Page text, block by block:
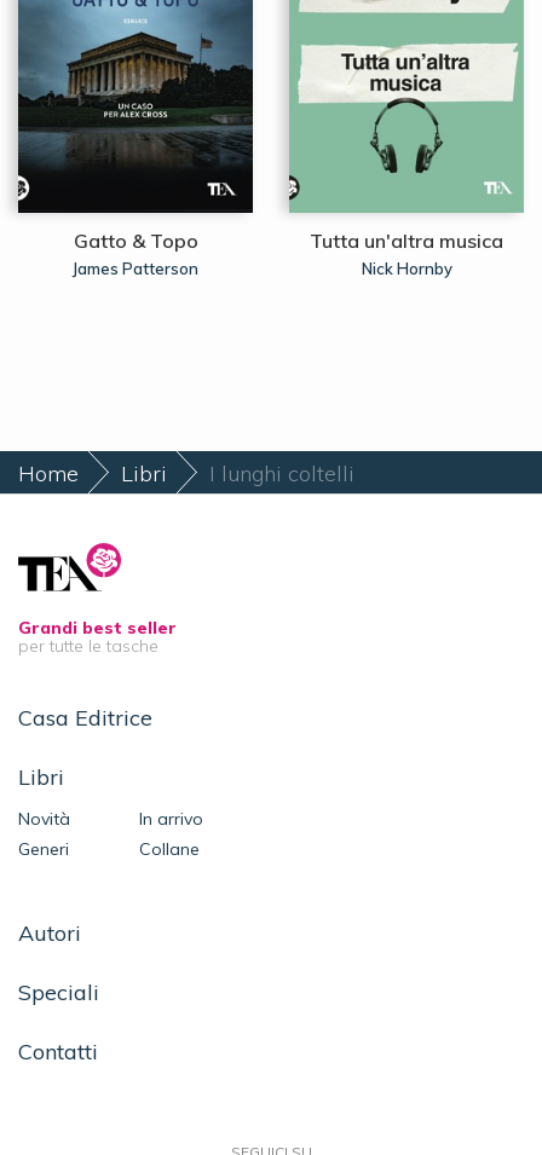
Gatto & Topo
James Patterson
Tutta un'altra musica
Nick Hornby
Home Libri I lunghi coltelli
Grandi best seller
per tutte le tasche
Casa Editrice
Libri
Novità
In arrivo
Generi
Collane
Autori
Speciali
Contatti